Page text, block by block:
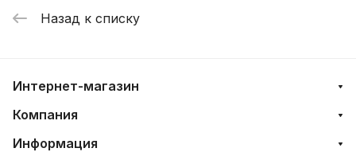
Назад к списку
Интернет-магазин
Компания
Информация